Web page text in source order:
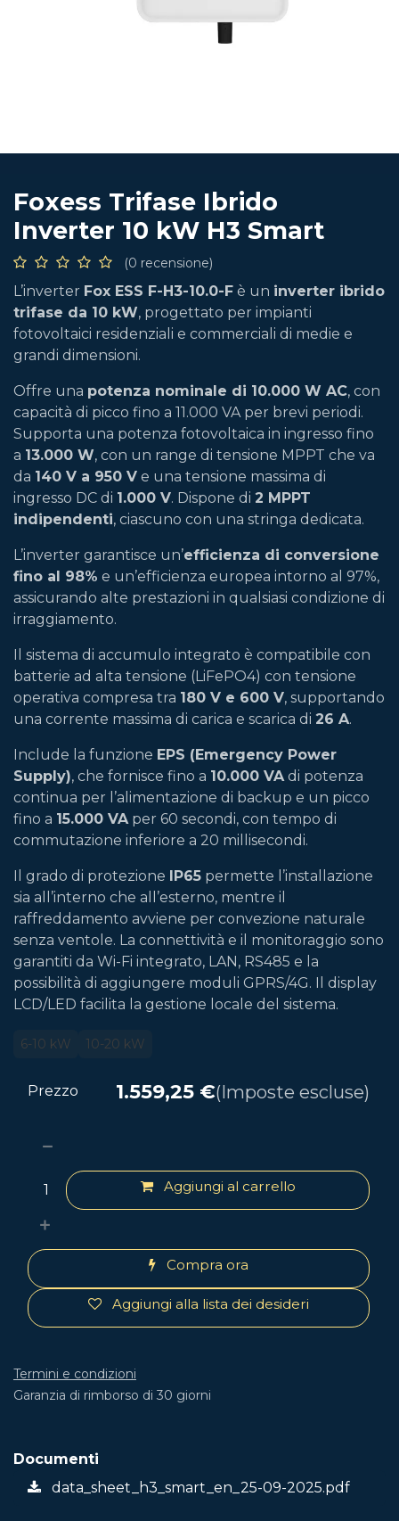
Foxess Trifase Ibrido
Inverter 10 kW H3 Smart
(0 recensione)
L’inverter Fox ESS F-H3-10.0-F è un inverter ibrido
trifase da 10 kW, progettato per impianti
fotovoltaici residenziali e commerciali di medie e
grandi dimensioni.
Offre una potenza nominale di 10.000 W AC, con
capacità di picco fino a 11.000 VA per brevi periodi.
Supporta una potenza fotovoltaica in ingresso fino
a 13.000 W, con un range di tensione MPPT che va
da 140 V a 950 V e una tensione massima di
ingresso DC di 1.000 V. Dispone di 2 MPPT
indipendenti, ciascuno con una stringa dedicata.
L’inverter garantisce un’efficienza di conversione
fino al 98% e un’efficienza europea intorno al 97%,
assicurando alte prestazioni in qualsiasi condizione di
irraggiamento.
Il sistema di accumulo integrato è compatibile con
batterie ad alta tensione (LiFePO4) con tensione
operativa compresa tra 180 V e 600 V, supportando
una corrente massima di carica e scarica di 26 A.
Include la funzione EPS (Emergency Power
Supply), che fornisce fino a 10.000 VAdi potenza
continua per l’alimentazione di backup e un picco
fino a 15.000 VAper 60 secondi, con tempo di
commutazione inferiore a 20 millisecondi.
Il grado di protezione IP65 permette l’installazione
sia all’interno che all’esterno, mentre il
raffreddamento avviene per convezione naturale
senza ventole. La connettività e il monitoraggio sono
garantiti da Wi-Fi integrato, LAN, RS485 e la
possibilità di aggiungere moduli GPRS/4G. Il display
LCD/LED facilita la gestione locale del sistema.
6-10 kW 10-20 kW
Aggiungi al carrello
Compra ora
Aggiungi alla lista dei desideri
Prezzo 1.559,25 €(Imposte escluse)
Termini e condizioni
Garanzia di rimborso di 30 giorni
Documenti
data_sheet_h3_smart_en_25-09-2025.pdf